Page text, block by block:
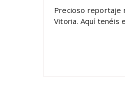
Precioso reportaje
Vitoria. Aquí tenéis